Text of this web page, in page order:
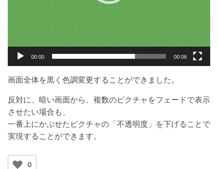
00:00 00:06
画面全体を黒く色調変更することができました。
反対に、暗い画面から、複数のピクチャをフェードで表示
させたい場合も、
一番上にかぶせたピクチャの「不透明度」を下げることで
実現することができます。
0